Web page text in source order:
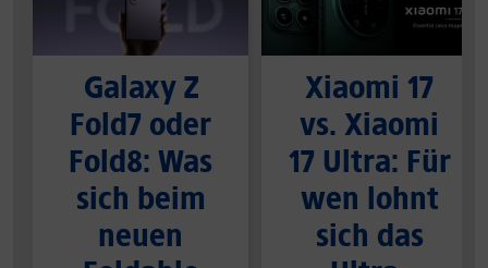
Galaxy Z
Fold7 oder
Fold8: Was
sich beim
neuen
Xiaomi 17
vs. Xiaomi
17 Ultra: Für
wen lohnt
sich das